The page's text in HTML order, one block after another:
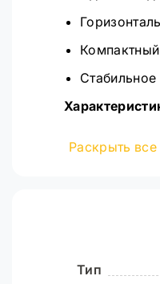
Длина в
Раскрыть
Тип